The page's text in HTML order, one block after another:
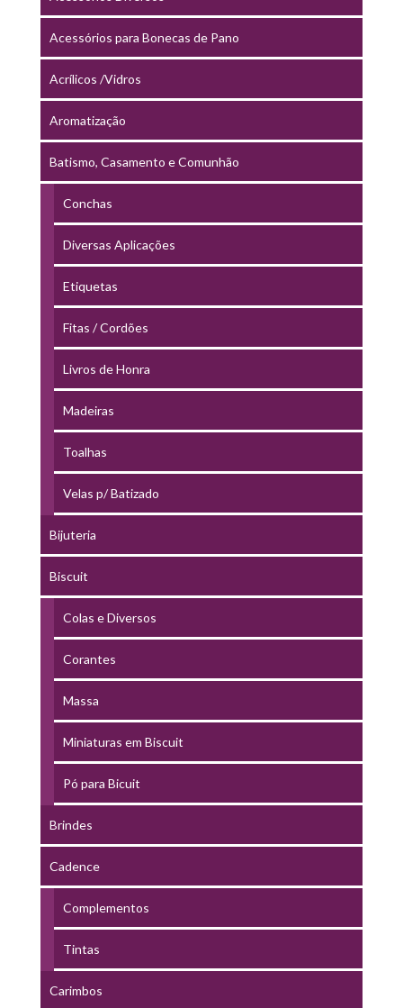
Acessórios para Bonecas de Pano
Acrílicos /Vidros
Aromatização
Batismo, Casamento e Comunhão
Conchas
Diversas Aplicações
Etiquetas
Fitas / Cordões
Livros de Honra
Madeiras
Toalhas
Velas p/ Batizado
Bijuteria
Biscuit
Colas e Diversos
Corantes
Massa
Miniaturas em Biscuit
Pó para Bicuit
Brindes
Cadence
Complementos
Tintas
Carimbos